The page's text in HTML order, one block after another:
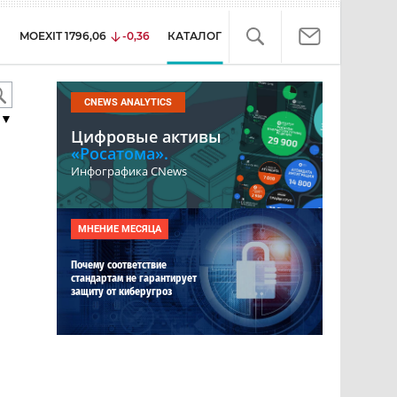
MOEXIT 1796,06 -0,36 КАТАЛОГ
▼
CNEWS ANALYTICS
Цифровые активы
«Росатома».
Инфографика CNews
МНЕНИЕ МЕСЯЦА
Почему соответствие
стандартам не гарантирует
защиту от киберугроз